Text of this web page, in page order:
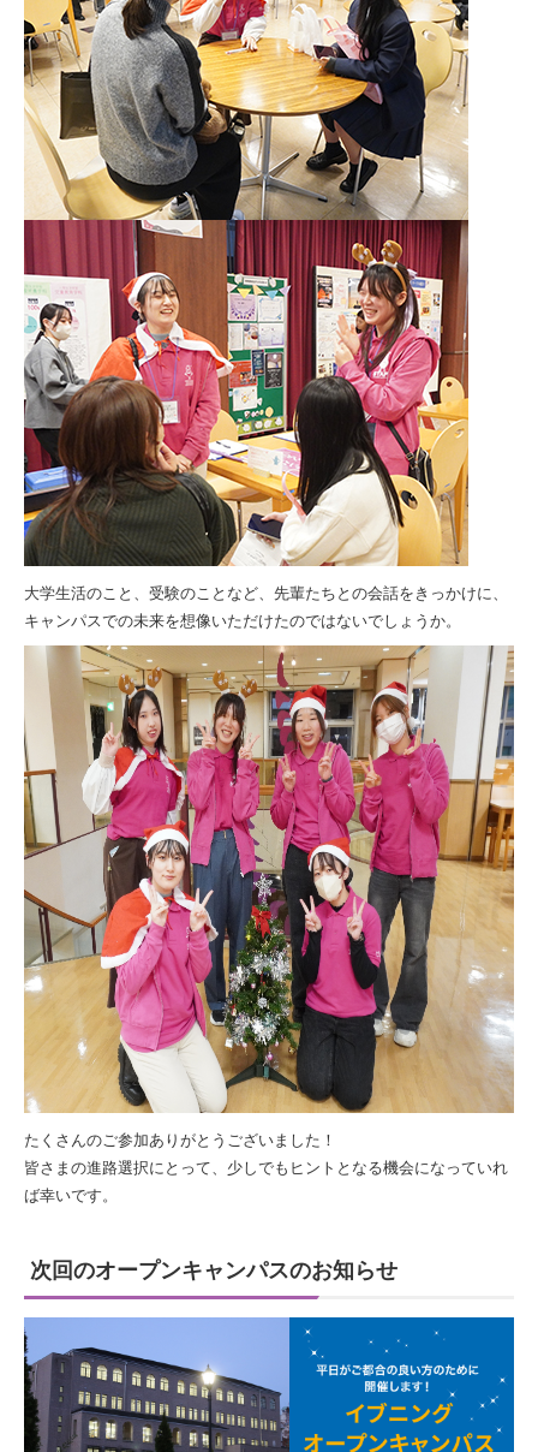
大学生活のこと、受験のことなど、先輩たちとの会話をきっかけに、
キャンパスでの未来を想像いただけたのではないでしょうか。
たくさんのご参加ありがとうございました！
皆さまの進路選択にとって、少しでもヒントとなる機会になっていれ
ば幸いです。
次回のオープンキャンパスのお知らせ